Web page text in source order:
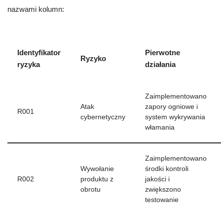
nazwami kolumn:
Identyfikator
ryzyka
Ryzyko
Pierwotne
działania
R001
Atak
cybernetyczny
Zaimplementowano
zapory ogniowe i
system wykrywania
włamania
R002
Wywołanie
produktu z
obrotu
Zaimplementowano
środki kontroli
jakości i
zwiększono
testowanie